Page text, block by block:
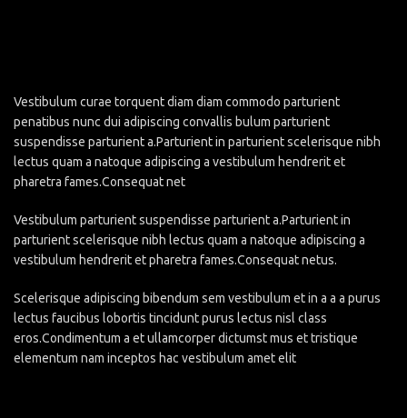
Vestibulum curae torquent diam diam commodo parturient
penatibus nunc dui adipiscing convallis bulum parturient
suspendisse parturient a.Parturient in parturient scelerisque nibh
lectus quam a natoque adipiscing a vestibulum hendrerit et
pharetra fames.Consequat net
Vestibulum parturient suspendisse parturient a.Parturient in
parturient scelerisque nibh lectus quam a natoque adipiscing a
vestibulum hendrerit et pharetra fames.Consequat netus.
Scelerisque adipiscing bibendum sem vestibulum et in a a a purus
lectus faucibus lobortis tincidunt purus lectus nisl class
eros.Condimentum a et ullamcorper dictumst mus et tristique
elementum nam inceptos hac vestibulum amet elit